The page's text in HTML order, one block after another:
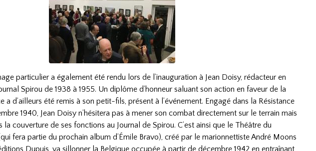
particulier a également été rendu lors de l’inauguration à Jean Doisy, rédacteur en
Spirou de 1938 à 1955. Un diplôme d’honneur saluant son action en faveur de la
a d’ailleurs été remis à son petit-fils, présent à l’événement. Engagé dans la Résistance
1940, Jean Doisy n’hésitera pas à mener son combat directement sur le terrain mais
la couverture de ses fonctions au Journal de Spirou. C’est ainsi que le Théâtre du
fera partie du prochain album d’Émile Bravo), créé par le marionnettiste André Moons
Dupuis, va sillonner la Belgique occupée à partir de décembre 1942 en entraînant